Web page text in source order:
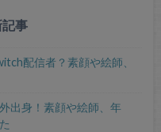
事
配信者？素顔や絵師、
出身！素顔や絵師、年